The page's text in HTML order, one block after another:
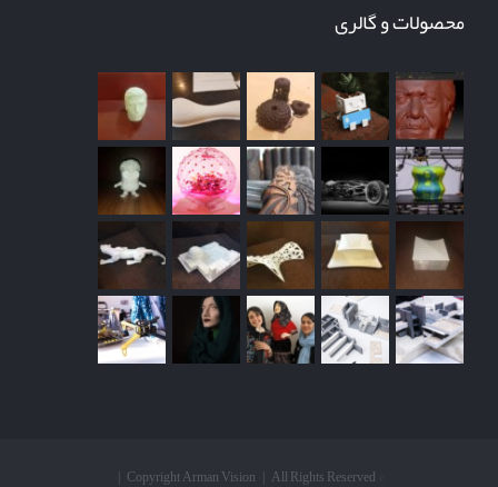
محصولات و گالری